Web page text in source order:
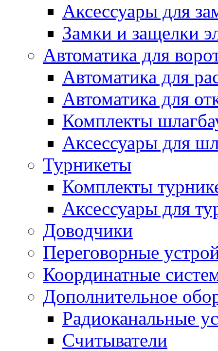
Аксессуары для
Замки и защелки
Автоматика для
Автоматика для
Автоматика для
Комплекты
Аксессуары для
Турникеты
Комплекты
Аксессуары для
Доводчики
Переговорные
Координатные
Дополнительное
Радиоканальные
Считыватели